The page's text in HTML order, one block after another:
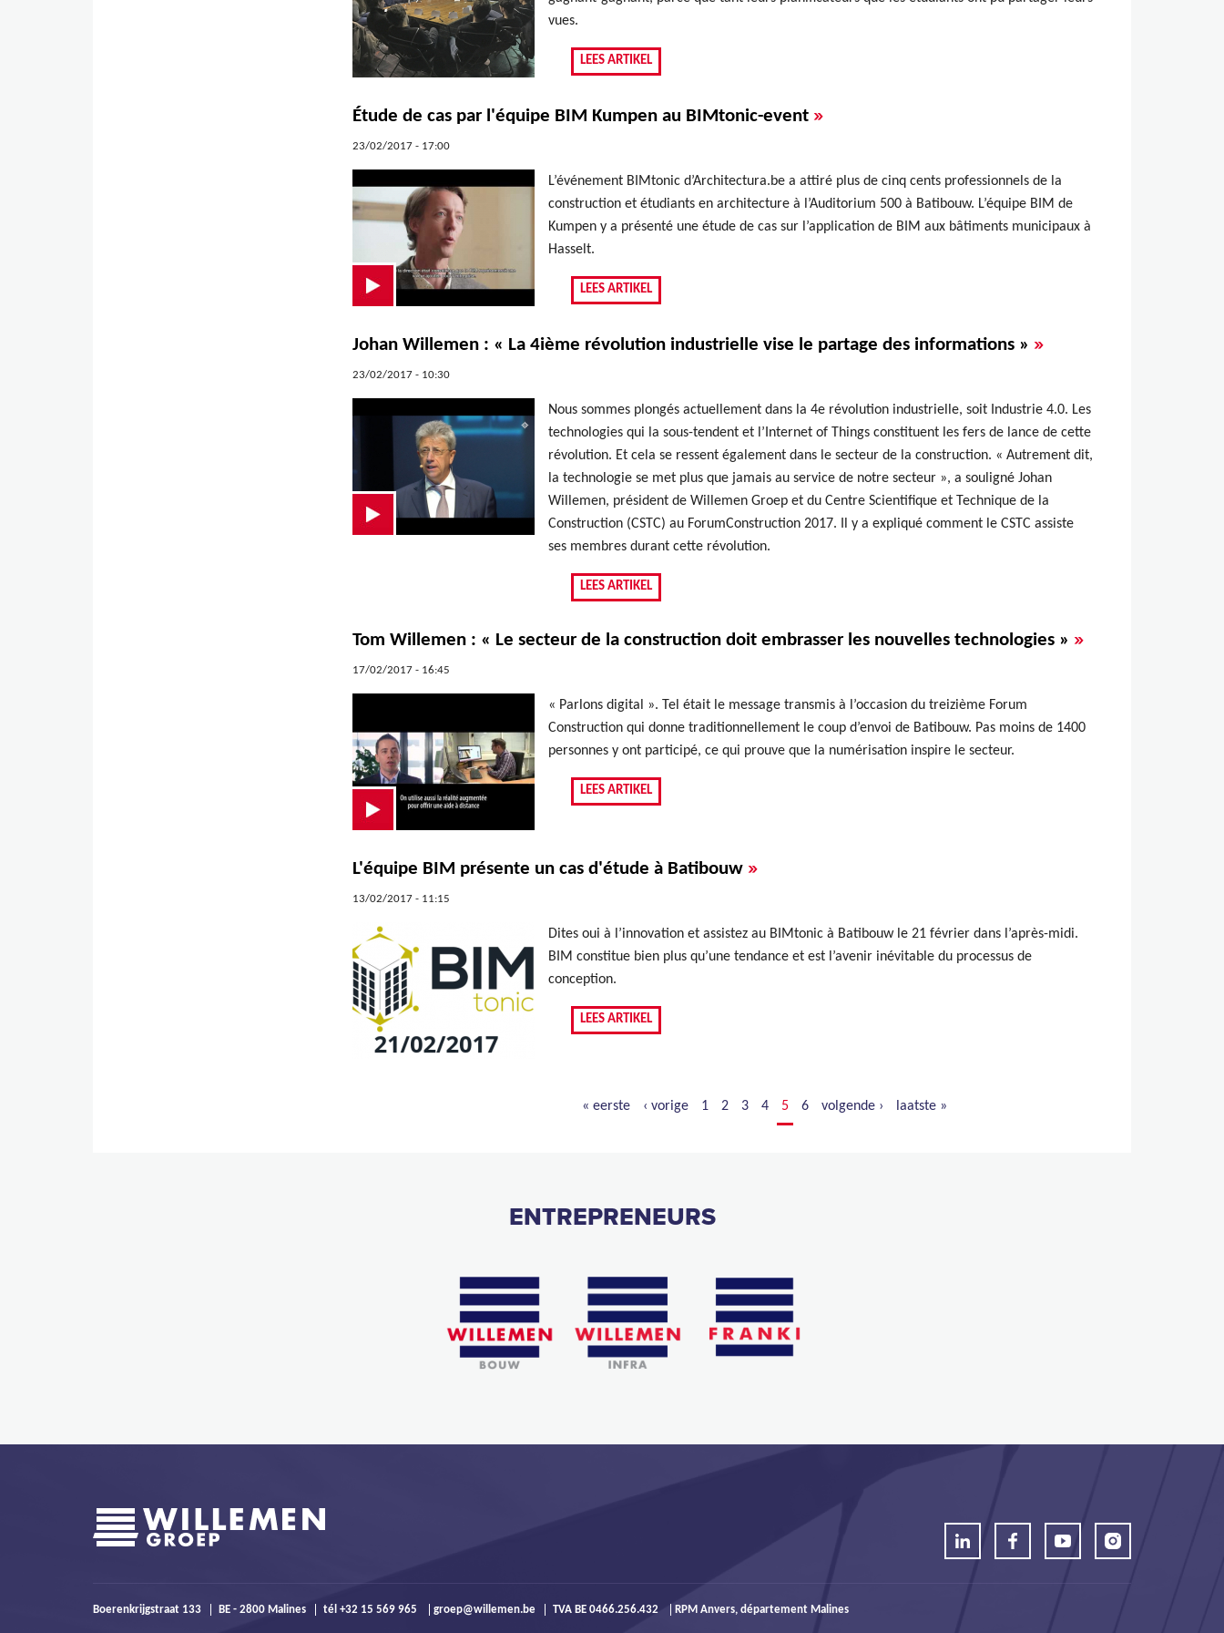
vues.
LEES ARTIKEL
Étude de cas par l'équipe BIM Kumpen au BIMtonic-event »
23/02/2017 - 17:00
L’événement BIMtonic d’Architectura.be a attiré plus de cinq cents professionnels de la
construction et étudiants en architecture à l’Auditorium 500 à Batibouw. L’équipe BIM de
Kumpen y a présenté une étude de cas sur l’application de BIM aux bâtiments municipaux à
Hasselt.
LEES ARTIKEL
Johan Willemen : « La 4ième révolution industrielle vise le partage des informations » »
23/02/2017 - 10:30
Nous sommes plongés actuellement dans la 4e révolution industrielle, soit Industrie 4.0. Les
technologies qui la sous-tendent et l’Internet of Things constituent les fers de lance de cette
révolution. Et cela se ressent également dans le secteur de la construction. « Autrement dit,
la technologie se met plus que jamais au service de notre secteur », a souligné Johan
Willemen, président de Willemen Groep et du Centre Scientifique et Technique de la
Construction (CSTC) au ForumConstruction 2017. Il y a expliqué comment le CSTC assiste
ses membres durant cette révolution.
LEES ARTIKEL
Tom Willemen : « Le secteur de la construction doit embrasser les nouvelles technologies » »
17/02/2017 - 16:45
« Parlons digital ». Tel était le message transmis à l’occasion du treizième Forum
Construction qui donne traditionnellement le coup d’envoi de Batibouw. Pas moins de 1400
personnes y ont participé, ce qui prouve que la numérisation inspire le secteur.
LEES ARTIKEL
L'équipe BIM présente un cas d'étude à Batibouw »
13/02/2017 - 11:15
Dites oui à l’innovation et assistez au BIMtonic à Batibouw le 21 février dans l’après-midi.
BIM constitue bien plus qu’une tendance et est l’avenir inévitable du processus de
conception.
LEES ARTIKEL
« eerste ‹ vorige 1 2 3 4 5 6 volgende › laatste »
ENTREPRENEURS
Boerenkrijgstraat 133 BE - 2800 Malines tél +32 15 569 965 groep@willemen.be TVA BE 0466.256.432 RPM Anvers, département Malines